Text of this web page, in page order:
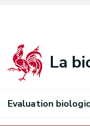
La
Evaluation